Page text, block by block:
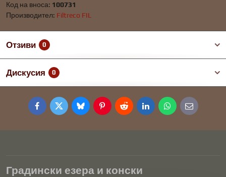
Код на вноса: 100731
Производител: Filtreco FIL
Отзиви 0
Дискусия 0
FacebookTwitterBlueskyPinterestRedditLinkedInWhatsApp
E-
mail
Градински езера и конски